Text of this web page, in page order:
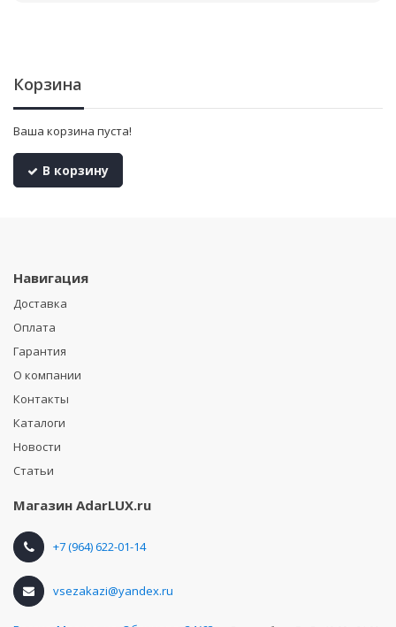
Корзина
Ваша корзина пуста!
В корзину
Навигация
Доставка
Оплата
Гарантия
О компании
Контакты
Каталоги
Новости
Статьи
Магазин AdarLUX.ru
+7 (964) 622-01-14
vsezakazi@yandex.ru